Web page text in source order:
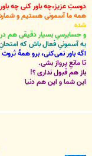
دوستِ عزیز،چه باور کنی چه
همه ما آسمونی هستیم و
شده
و حسابرسیِ بسیار دقیقی هم
یه آسمونیِ فعال باش که
اگه باور نمی‌کنی، برو همۀ
تا مانعِ پرواز بشی.
باز هم قبول نداری ؟!
این شما و این هم دنیا